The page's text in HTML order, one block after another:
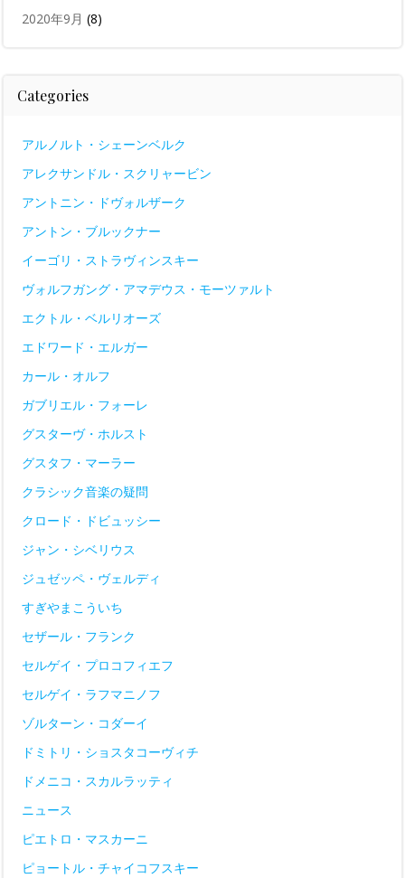
2020年9月 (8)
Categories
アルノルト・シェーンベルク
アレクサンドル・スクリャービン
アントニン・ドヴォルザーク
アントン・ブルックナー
イーゴリ・ストラヴィンスキー
ヴォルフガング・アマデウス・モーツァルト
エクトル・ベルリオーズ
エドワード・エルガー
カール・オルフ
ガブリエル・フォーレ
グスターヴ・ホルスト
グスタフ・マーラー
クラシック音楽の疑問
クロード・ドビュッシー
ジャン・シベリウス
ジュゼッペ・ヴェルディ
すぎやまこういち
セザール・フランク
セルゲイ・プロコフィエフ
セルゲイ・ラフマニノフ
ゾルターン・コダーイ
ドミトリ・ショスタコーヴィチ
ドメニコ・スカルラッティ
ニュース
ピエトロ・マスカーニ
ピョートル・チャイコフスキー